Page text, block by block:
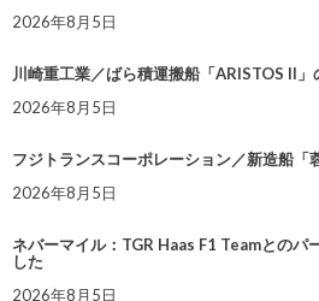
2026年8月5日
川崎重工業／ばら積運搬船「ARISTOS II」
2026年8月5日
フジトランスコーポレーション／新造船「
2026年8月5日
ネバーマイル：TGR Haas F1 Teamとのパ
した
2026年8月5日